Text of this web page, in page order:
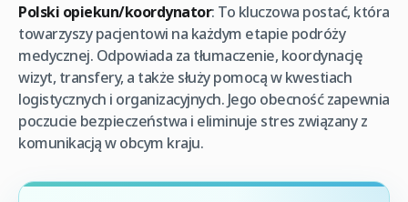
Polski opiekun/koordynator: To kluczowa postać, która
towarzyszy pacjentowi na każdym etapie podróży
medycznej. Odpowiada za tłumaczenie, koordynację
wizyt, transfery, a także służy pomocą w kwestiach
logistycznych i organizacyjnych. Jego obecność zapewnia
poczucie bezpieczeństwa i eliminuje stres związany z
komunikacją w obcym kraju.